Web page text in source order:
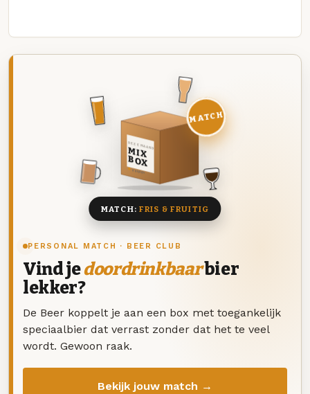
PERSONAL MATCH · BEER CLUB
Vind jedoordrinkbaarbier
lekker?
De Beer koppelt je aan een box met toegankelijk
speciaalbier dat verrast zonder dat het te veel
wordt. Gewoon raak.
Bekijk jouw match →
DEZE MAAND
MIX
BOX
8 BIEREN
MATCH
MATCH: FRIS & FRUITIG